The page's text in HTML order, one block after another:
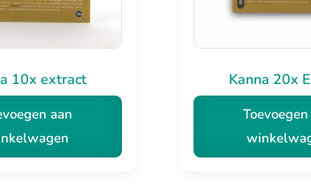
10x extract
aan
Kanna 20x